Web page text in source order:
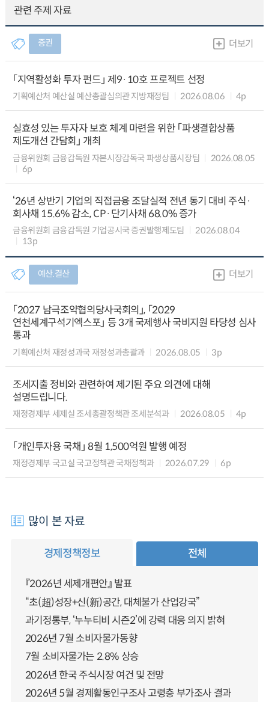
관련 주제 자료
증권 더보기
「지역활성화 투자 펀드」 제9·10호 프로젝트 선정
기획예산처 예산실 예산총괄심의관 지방재정팀 2026.08.06 4p
실효성 있는 투자자 보호 체계 마련을 위한 「파생결합상품
제도개선 간담회」 개최
금융위원회 금융감독원 자본시장감독국 파생상품시장팀
2026.08.05
6p
‘26년 상반기 기업의 직접금융 조달실적 전년 동기 대비 주식·
회사채 15.6% 감소, CP·단기사채 68.0% 증가
금융위원회 금융감독원 기업공시국 증권발행제도팀
2026.08.04
13p
예산.결산 더보기
「2027 남극조약협의당사국회의」, 「2029
연천세계구석기엑스포」 등 3개 국제행사 국비지원 타당성 심사
통과
기획예산처 재정성과국 재정성과총괄과 2026.08.05 3p
조세지출 정비와 관련하여 제기된 주요 의견에 대해
설명드립니다.
재정경제부 세제실 조세총괄정책관 조세분석과 2026.08.05 4p
「개인투자용 국채」 8월 1,500억원 발행 예정
재정경제부 국고실 국고정책관 국채정책과 2026.07.29 6p
많이 본 자료
경제정책정보 전체
『2026년 세제개편안』 발표
“초(超)성장+신(新)공간, 대체불가 산업강국”
과기정통부, ‘누누티비 시즌2’에 강력 대응 의지 밝혀
2026년 7월 소비자물가동향
7월 소비자물가는 2.8% 상승
2026년 한국 주식시장 여건 및 전망
2026년 5월 경제활동인구조사 고령층 부가조사 결과